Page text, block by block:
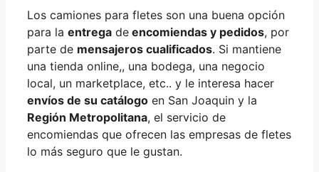
Los camiones para fletes son una buena opción
para la entrega de encomiendas y pedidos, por
parte de mensajeros cualificados. Si mantiene
una tienda online,, una bodega, una negocio
local, un marketplace, etc.. y le interesa hacer
envíos de su catálogo en San Joaquin y la
Región Metropolitana, el servicio de
encomiendas que ofrecen las empresas de fletes
lo más seguro que le gustan.